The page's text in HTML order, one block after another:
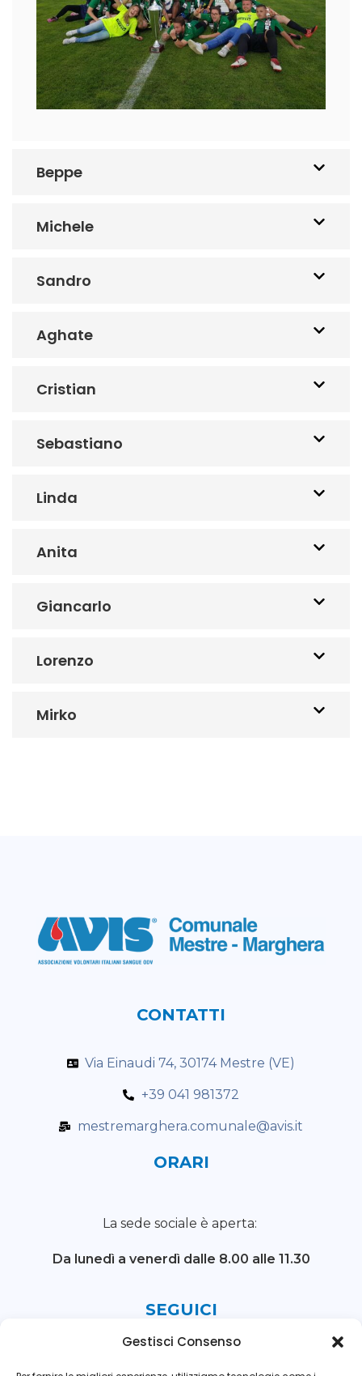
Gestisci Consenso
Beppe
Michele
Sandro
Aghate
Cristian
Sebastiano
Linda
Anita
Giancarlo
Lorenzo
Mirko
CONTATTI
Via Einaudi 74, 30174 Mestre (VE)
+39 041 981372
mestremarghera.comunale@avis.it
ORARI
La sede sociale è aperta:
Da lunedì a venerdì dalle 8.00 alle 11.30
SEGUICI